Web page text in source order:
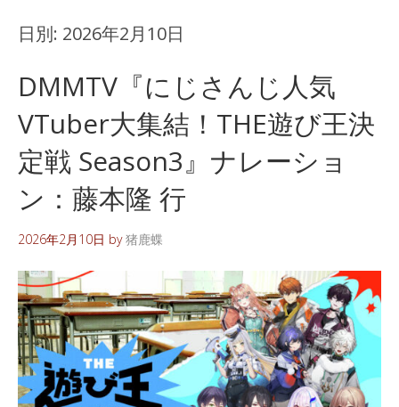
日別: 2026年2月10日
DMMTV『にじさんじ人気
VTuber大集結！THE遊び王決
定戦 Season3』ナレーショ
ン：藤本隆 行
2026年2月10日 by猪鹿蝶